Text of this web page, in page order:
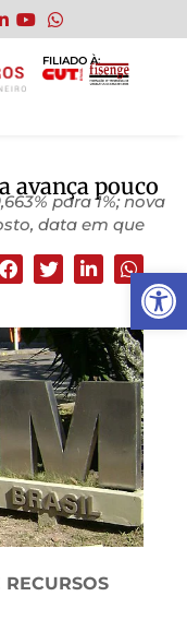
Abrir
FILIADO À:
avança pouco
para 1%; nova
data em que